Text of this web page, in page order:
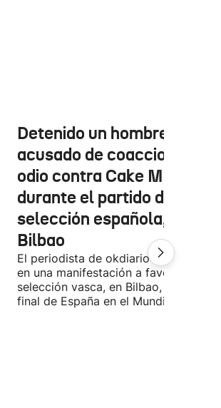
Detenido un hombre
acusado de coacciones y
odio contra Cake Minuesa
durante el partido de la
selección española, en
Bilbao
El periodista de okdiario se
en una manifestación a favor de la
selección vasca, en Bilbao, durante la
final de España en el Mundial.